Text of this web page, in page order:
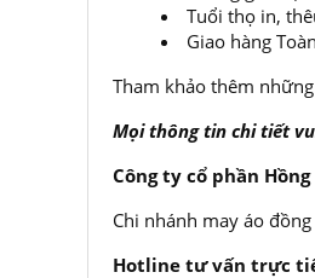
Tuổi thọ in,
Giao hàng
Tham khảo thêm
Mọi thông tin chi tiết
Công ty cổ phần
Chi nhánh may áo
Hotline tư vấn trực